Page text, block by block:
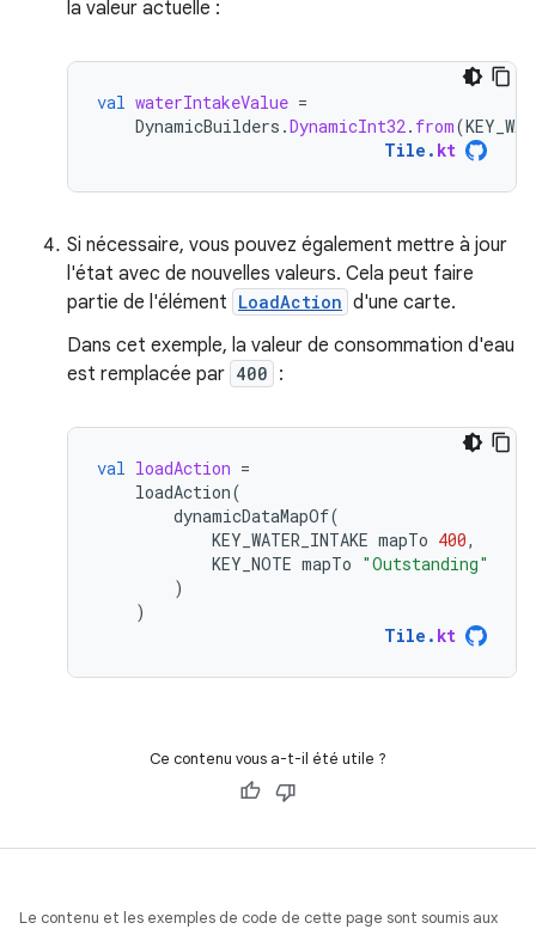
la valeur actuelle :
val waterIntakeValue =
DynamicBuilders .DynamicInt32. from(
Tile . kt
Si nécessaire, vous pouvez également mettre à jour
l'état avec de nouvelles valeurs. Cela peut faire
partie de l'élément LoadAction d'une carte.
Dans cet exemple, la valeur de consommation d'eau
est remplacée par 400 :
val loadAction =
loadAction(
dynamicDataMapOf(
KEY_WATER_INTAKE mapTo 400,
KEY_NOTE mapTo "Outstanding"
)
)
Tile . kt
Ce contenu vous a-t-il été utile ?
Le contenu et les exemples de code de cette page sont soumis aux